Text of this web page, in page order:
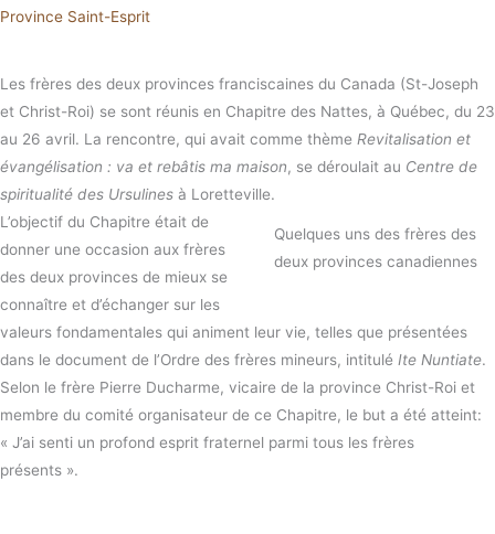
Province Saint-Esprit
Les frères des deux provinces franciscaines du Canada (St-Joseph
et Christ-Roi) se sont réunis en Chapitre des Nattes, à Québec, du 23
au 26 avril. La rencontre, qui avait comme thème Revitalisation et
évangélisation : va et rebâtis ma maison, se déroulait au Centre de
spiritualité des Ursulines à Loretteville.
Quelques uns des frères des
deux provinces canadiennes
L’objectif du Chapitre était de
donner une occasion aux frères
des deux provinces de mieux se
connaître et d’échanger sur les
valeurs fondamentales qui animent leur vie, telles que présentées
dans le document de l’Ordre des frères mineurs, intitulé Ite Nuntiate.
Selon le frère Pierre Ducharme, vicaire de la province Christ-Roi et
membre du comité organisateur de ce Chapitre, le but a été atteint:
« J’ai senti un profond esprit fraternel parmi tous les frères
présents ».